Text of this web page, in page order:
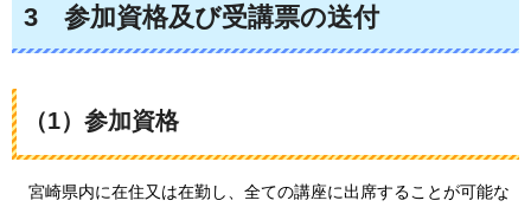
3 参加資格及び受講票の送付
（1）参加資格
宮崎県内に在住又は在勤し、 全ての講座に出席することが可能な